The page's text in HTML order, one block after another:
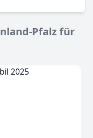
Pfalz für